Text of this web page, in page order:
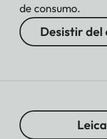
de consumo.
Desistir